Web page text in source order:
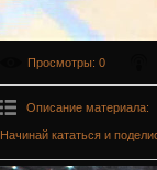
Просмотры: 0
Описание материала:
Начинай кататься и